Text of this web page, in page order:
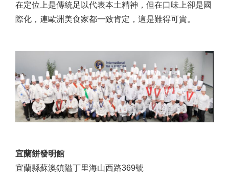
在定位上是傳統足以代表本土精神，但在口味上卻是國
際化，連歐洲美食家都一致肯定，這是難得可貴。
宜蘭餅發明館
宜蘭縣蘇澳鎮隘丁里海山西路369號